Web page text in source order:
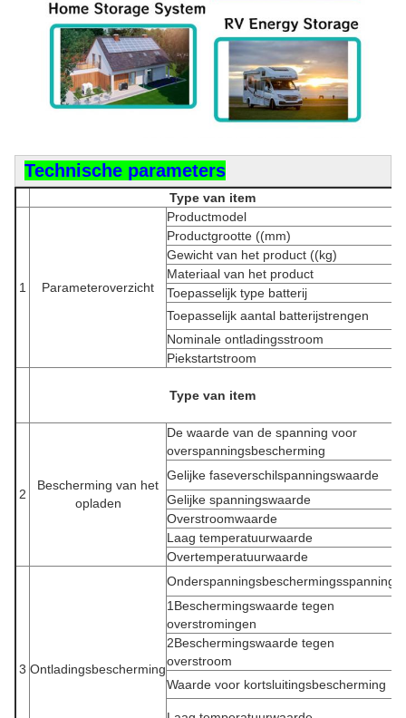
Technische parameters
Type van item
1 Parameteroverzicht
Productmodel
Productgrootte ((mm)
Gewicht van het product ((kg)
Materiaal van het product
Toepasselijk type batterij
Toepasselijk aantal batterijstrengen
Nominale ontladingsstroom
Piekstartstroom
Type van item
2
Bescherming van het
opladen
De waarde van de spanning voor
overspanningsbescherming
Gelijke faseverschilspanningswaarde
Gelijke spanningswaarde
Overstroomwaarde
Laag temperatuurwaarde
Overtemperatuurwaarde
3 Ontladingsbescherming
Onderspanningsbeschermingsspanning
1Beschermingswaarde tegen
overstromingen
2Beschermingswaarde tegen
overstroom
Waarde voor kortsluitingsbescherming